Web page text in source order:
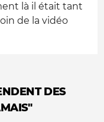
là il était tant
de la vidéo
DES